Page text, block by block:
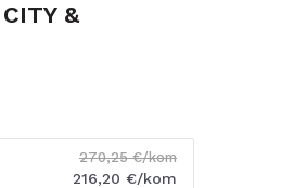
&
270,25 €/kom
216,20 €/kom